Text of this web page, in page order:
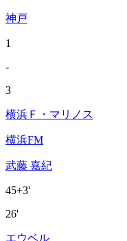
神戸
1
-
3
横浜Ｆ・マリノス
横浜FM
武藤 嘉紀
45+3'
26'
エウベル